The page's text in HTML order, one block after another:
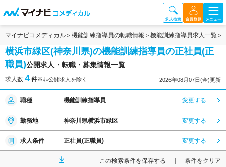
マイナビコメディカル 機能訓練指導員の転職情報 機能訓練指導員求人一覧
横浜市緑区(神奈川県)の機能訓練指導員の正社員(正
職員)公開求人・転職・募集情報一覧
求人数 4 件※非公開求人を除く 2026年08月07日(金)更新
職種 機能訓練指導員 変更する
勤務地 神奈川県横浜市緑区 変更する
求人条件 正社員(正職員) 変更する
この検索条件を保存する 条件をクリア